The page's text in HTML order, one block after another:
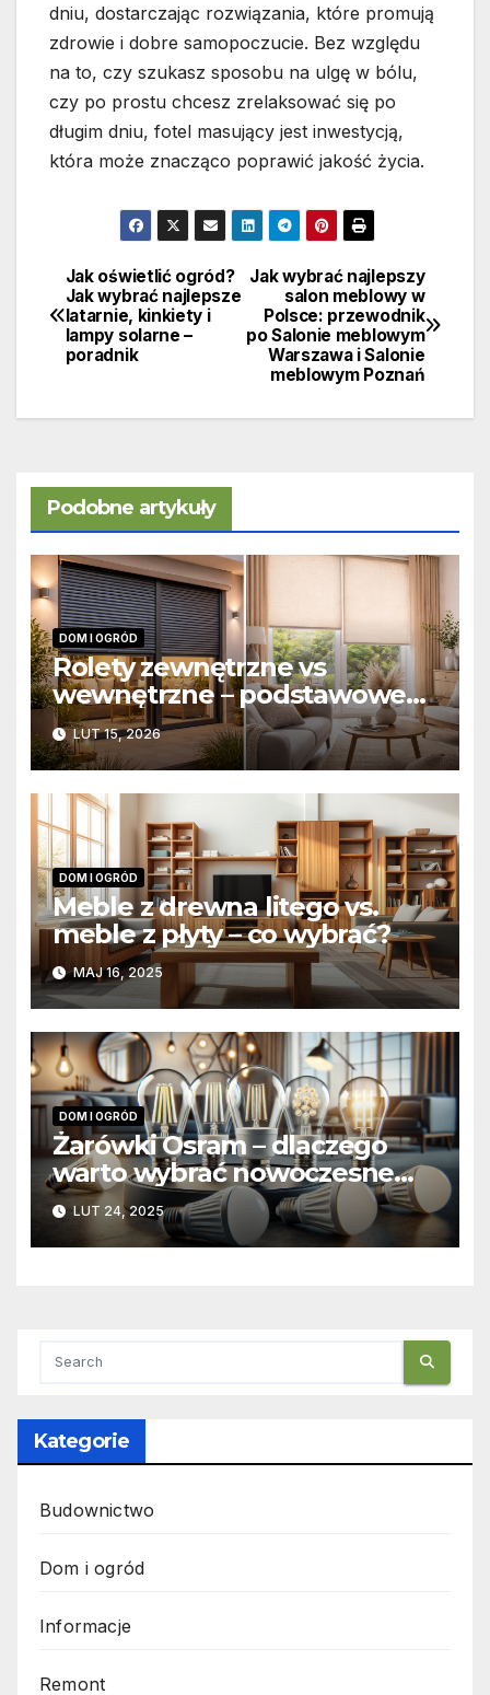
dniu, dostarczając rozwiązania, które promują
zdrowie i dobre samopoczucie. Bez względu
na to, czy szukasz sposobu na ulgę w bólu,
czy po prostu chcesz zrelaksować się po
długim dniu, fotel masujący jest inwestycją,
która może znacząco poprawić jakość życia.
Nawigacja
wpisu
Jak wybrać najlepszy
salon meblowy w
Polsce: przewodnik
po Salonie meblowym
Warszawa i Salonie
meblowym Poznań
Jak oświetlić ogród?
Jak wybrać najlepsze
latarnie, kinkiety i
lampy solarne –
poradnik
Podobne artykuły
DOM I OGRÓD
Rolety zewnętrzne vs
wewnętrzne – podstawowe
różnice konstrukcyjne i
funkcjonalne
LUT 15, 2026
DOM I OGRÓD
Meble z drewna litego vs.
meble z płyty – co wybrać?
MAJ 16, 2025
DOM I OGRÓD
Żarówki Osram – dlaczego
warto wybrać nowoczesne
żarówki ledowe?
LUT 24, 2025
Kategorie
Budownictwo
Dom i ogród
Informacje
Remont